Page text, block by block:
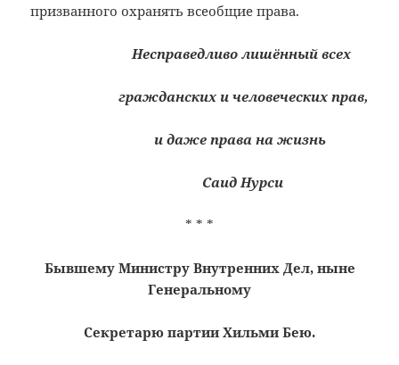
призванного охранять всеобщие права.
Несправедливо лишённый всех
гражданских и человеческих прав,
и даже права на жизнь
Саид Нурси
* * *
Бывшему Министру Внутренних Дел, ныне
Генеральному
Секретарю партии Хильми Бею.